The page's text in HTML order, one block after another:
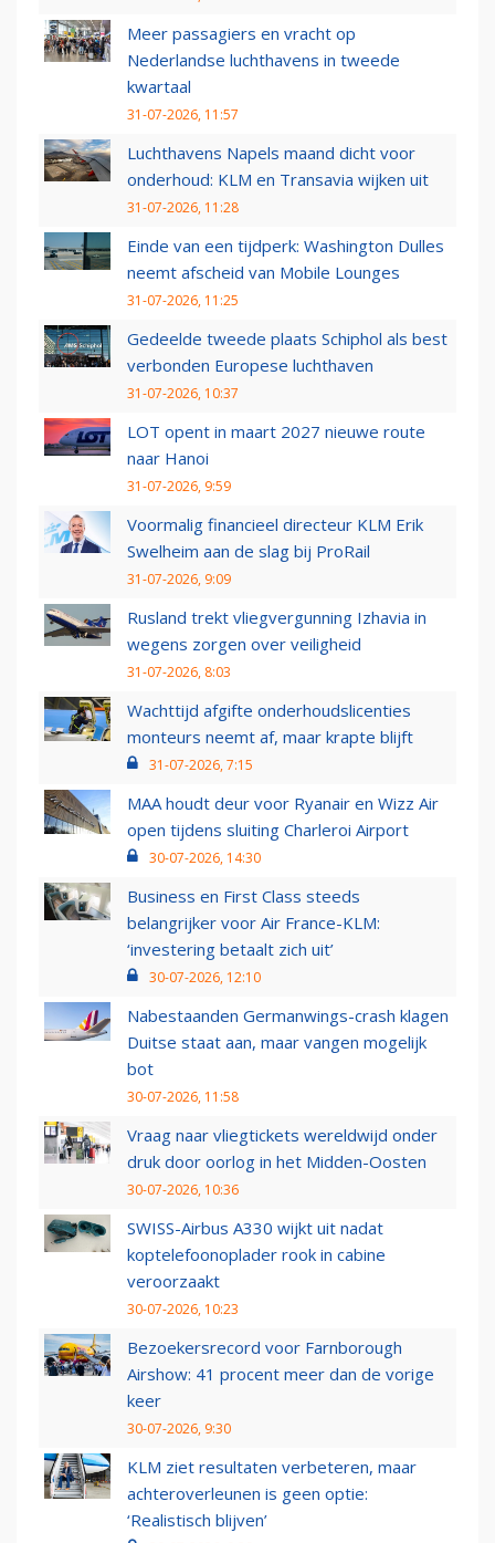
Meer passagiers en vracht op
Nederlandse luchthavens in tweede
kwartaal
31-07-2026, 11:57
Luchthavens Napels maand dicht voor
onderhoud: KLM en Transavia wijken uit
31-07-2026, 11:28
Einde van een tijdperk: Washington Dulles
neemt afscheid van Mobile Lounges
31-07-2026, 11:25
Gedeelde tweede plaats Schiphol als best
verbonden Europese luchthaven
31-07-2026, 10:37
LOT opent in maart 2027 nieuwe route
naar Hanoi
31-07-2026, 9:59
Voormalig financieel directeur KLM Erik
Swelheim aan de slag bij ProRail
31-07-2026, 9:09
Rusland trekt vliegvergunning Izhavia in
wegens zorgen over veiligheid
31-07-2026, 8:03
Wachttijd afgifte onderhoudslicenties
monteurs neemt af, maar krapte blijft
31-07-2026, 7:15
MAA houdt deur voor Ryanair en Wizz Air
open tijdens sluiting Charleroi Airport
30-07-2026, 14:30
Business en First Class steeds
belangrijker voor Air France-KLM:
‘investering betaalt zich uit’
30-07-2026, 12:10
Nabestaanden Germanwings-crash klagen
Duitse staat aan, maar vangen mogelijk
bot
30-07-2026, 11:58
Vraag naar vliegtickets wereldwijd onder
druk door oorlog in het Midden-Oosten
30-07-2026, 10:36
SWISS-Airbus A330 wijkt uit nadat
koptelefoonoplader rook in cabine
veroorzaakt
30-07-2026, 10:23
Bezoekersrecord voor Farnborough
Airshow: 41 procent meer dan de vorige
keer
30-07-2026, 9:30
KLM ziet resultaten verbeteren, maar
achteroverleunen is geen optie:
‘Realistisch blijven’